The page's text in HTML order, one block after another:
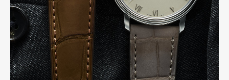
Art&Design WatchFashion
GourmetCars
Product Culture Lifestyle